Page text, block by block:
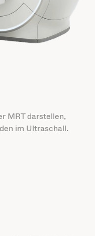
MRT darstellen,
im Ultraschall.